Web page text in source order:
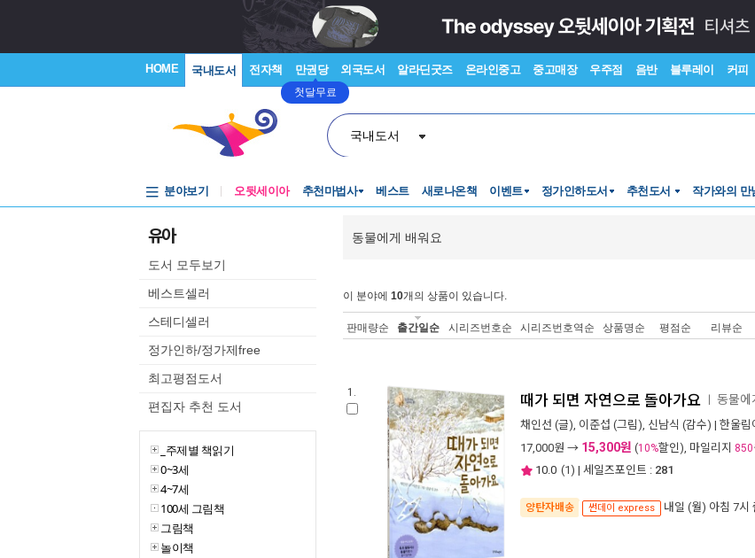
HOME 국내도서 전자책 만권당
첫달무료
외국도서 알라딘굿즈 온라인중고 중고매장 우주점 음반 블루레이 커피
국내도서
분야보기 오뒷세이아 추천마법사 베스트 새로나온책 이벤트 정가인하도서 추천도서 작가와의 만
유아
도서 모두보기
베스트셀러
스테디셀러
정가인하/정가제free
최고평점도서
편집자 추천 도서
_주제별 책읽기
0~3세
4~7세
100세 그림책
그림책
놀이책
동물에게 배워요
이 분야에 10개의 상품이 있습니다.
판매량순 출간일순 시리즈번호순 시리즈번호역순 상품명순 평점순 리뷰순
1. 때가 되면 자연으로 돌아가요 동물에
채인선 (글), 이준섭 (그림), 신남식 (감수) | 한울림
17,000원 → 15,300원 (10%할인), 마일리지 850
10.0 (1) | 세일즈포인트 : 281
양탄자배송 썬데이 express 내일 (월) 아침 7시